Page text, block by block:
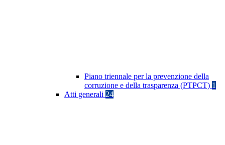
Piano triennale per la prevenzione della
corruzione e della trasparenza (PTPCT) 1
Atti generali 24